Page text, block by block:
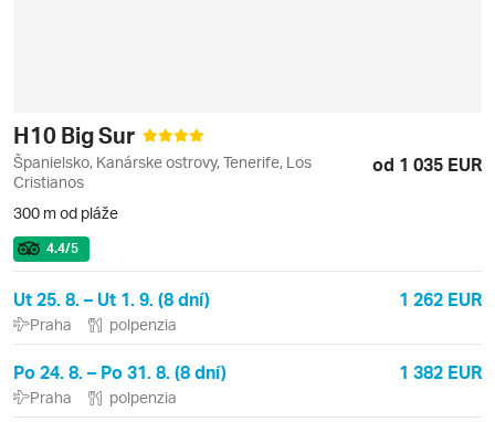
H10 Big Sur
Španielsko, Kanárske ostrovy, Tenerife, Los
Cristianos
od 1 035 EUR
300 m od pláže
4.4/5
Ut 25. 8. – Ut 1. 9. (8 dní) 1 262 EUR
Praha polpenzia
Po 24. 8. – Po 31. 8. (8 dní) 1 382 EUR
Praha polpenzia